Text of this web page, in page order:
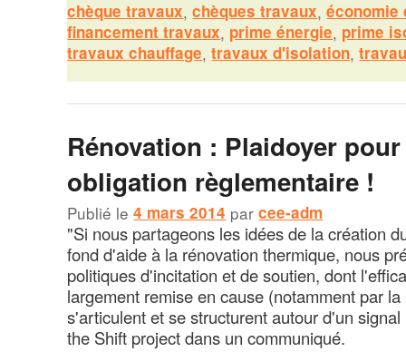
chèque travaux,chèques travaux,économie
financement travaux, prime énergie, prime
travaux chauffage,travaux d'isolation,
Rénovation : Plaidoyer
obligation règlementaire !
Publié le4 mars 2014 parcee-adm
"Si nous partageons les idées de la création
fond d'aide à la rénovation thermique, nous
politiques d'incitation et de soutien, dont
largement remise en cause (notamment par
s'articulent et se structurent autour d'un
the Shift project dans un communiqué.